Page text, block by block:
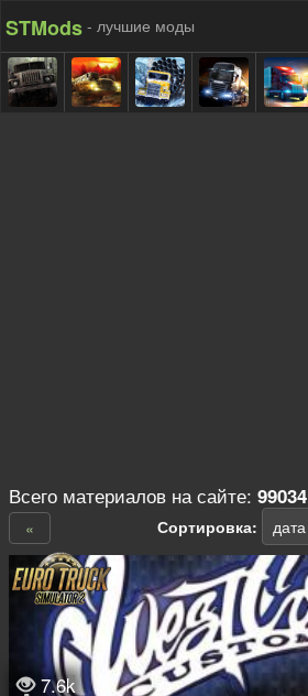
STMods - лучшие моды
Всего материалов на сайте: 99034
Сортировка:
«
7.6k